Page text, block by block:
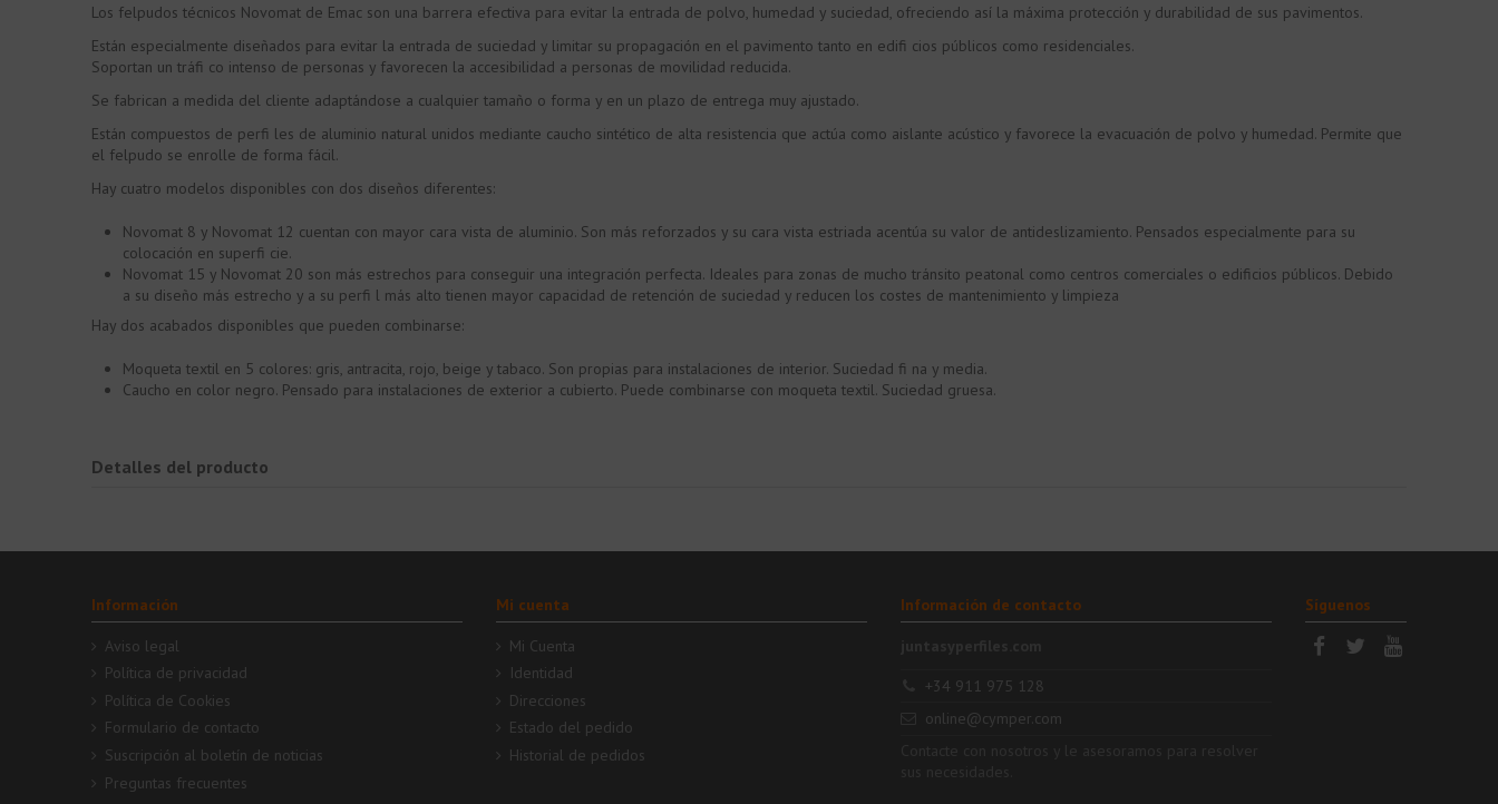
Los felpudos técnicos Novomat de Emac son una barrera efectiva para evitar la entrada de polvo, humedad y suciedad, ofreciendo así la máxima protección y durabilidad de sus pavimentos.
Están especialmente diseñados para evitar la entrada de suciedad y limitar su propagación en el pavimento tanto en edifi cios públicos como residenciales.
Soportan un tráfi co intenso de personas y favorecen la accesibilidad a personas de movilidad reducida.
Se fabrican a medida del cliente adaptándose a cualquier tamaño o forma y en un plazo de entrega muy ajustado.
Están compuestos de perfi les de aluminio natural unidos mediante caucho sintético de alta resistencia que actúa como aislante acústico y favorece la evacuación de polvo y humedad. Permite que
el felpudo se enrolle de forma fácil.
Hay cuatro modelos disponibles con dos diseños diferentes:
Novomat 8 y Novomat 12 cuentan con mayor cara vista de aluminio. Son más reforzados y su cara vista estriada acentúa su valor de antideslizamiento. Pensados especialmente para su
colocación en superfi cie.
Novomat 15 y Novomat 20 son más estrechos para conseguir una integración perfecta. Ideales para zonas de mucho tránsito peatonal como centros comerciales o edificios públicos. Debido
a su diseño más estrecho y a su perfi l más alto tienen mayor capacidad de retención de suciedad y reducen los costes de mantenimiento y limpieza
Hay dos acabados disponibles que pueden combinarse:
Moqueta textil en 5 colores: gris, antracita, rojo, beige y tabaco. Son propias para instalaciones de interior. Suciedad fi na y media.
Caucho en color negro. Pensado para instalaciones de exterior a cubierto. Puede combinarse con moqueta textil. Suciedad gruesa.
Detalles del producto
Información
Aviso legal
Política de privacidad
Política de Cookies
Formulario de contacto
Suscripción al boletín de noticias
Preguntas frecuentes
Mi cuenta
Mi Cuenta
Identidad
Direcciones
Estado del pedido
Historial de pedidos
Información de contacto
+34 911 975 128
online@cymper.com
Síguenos